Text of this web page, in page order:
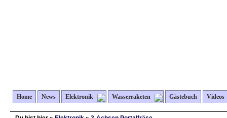
Home News Elektronik Wasserraketen Gästebuch Videos